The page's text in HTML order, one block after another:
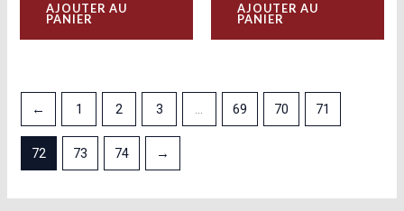
AJOUTER AU
PANIER
AJOUTER AU
PANIER
← 1 2 3 … 69 70 71
72 73 74 →